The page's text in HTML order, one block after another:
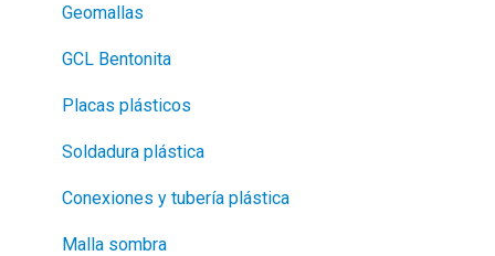
Soldadura láser
Calentadores y soplantes
Electrofusión
Termofusión de tubería
Termofusión de placas
Cortadoras automatizadas
Geomallas
GCL Bentonita
Placas plásticos
Soldadura plástica
Conexiones y tubería plástica
Malla sombra